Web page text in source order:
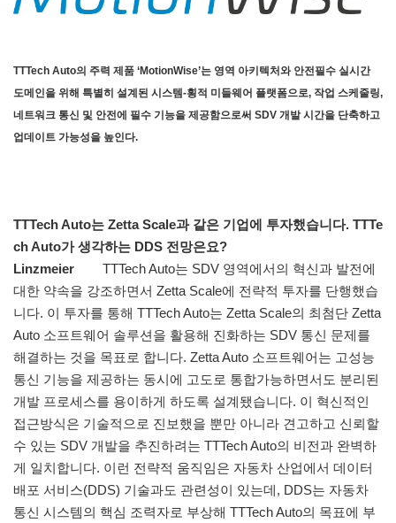
TTTech Auto의 주력 제품 ‘MotionWise’는 영역 아키텍처와 안전필수 실시간
도메인을 위해 특별히 설계된 시스템-횡적 미들웨어 플랫폼으로, 작업 스케줄링,
네트워크 통신 및 안전에 필수 기능을 제공함으로써 SDV 개발 시간을 단축하고
업데이트 가능성을 높인다.
TTTech Auto는 Zetta Scale과 같은 기업에 투자했습니다. TTTe
ch Auto가 생각하는 DDS 전망은요?
Linzmeier
TTTech Auto는 SDV 영역에서의 혁신과 발전에
대한 약속을 강조하면서 Zetta Scale에 전략적 투자를 단행했습
니다. 이 투자를 통해 TTTech Auto는 Zetta Scale의 최첨단 Zetta
Auto 소프트웨어 솔루션을 활용해 진화하는 SDV 통신 문제를
해결하는 것을 목표로 합니다. Zetta Auto 소프트웨어는 고성능
통신 기능을 제공하는 동시에 고도로 통합가능하면서도 분리된
개발 프로세스를 용이하게 하도록 설계됐습니다. 이 혁신적인
접근방식은 기술적으로 진보했을 뿐만 아니라 견고하고 신뢰할
수 있는 SDV 개발을 추진하려는 TTTech Auto의 비전과 완벽하
게 일치합니다. 이런 전략적 움직임은 자동차 산업에서 데이터
배포 서비스(DDS) 기술과도 관련성이 있는데, DDS는 자동차
통신 시스템의 핵심 조력자로 부상해 TTTech Auto의 목표에 부